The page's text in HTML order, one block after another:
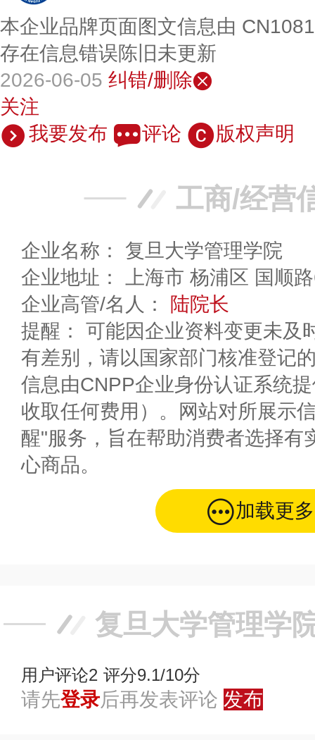
本企业品牌页面图文信息由
存在信息错误陈旧未更新
2026-06-05 纠错/删除
关注
我要发布
评论 版权声明
工商/经营
企业名称： 复旦大学管理学院
企业地址： 上海市 杨浦区 国
企业高管/名人： 陆院长
提醒： 可能因企业资料变更未及
有差别，请以国家部门核准登记
信息由CNPP企业身份认证系统
收取任何费用）。网站对所展示
醒"服务，旨在帮助消费者选择有
心商品。
加载更多
复旦大学管理学
用户评论2 评分9.1/10分
请先登录后再发表评论 发布